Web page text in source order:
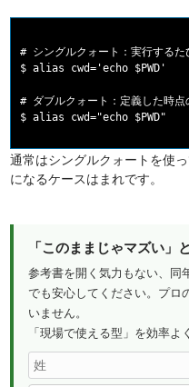
# シングルクォート：実行するた
$ alias cwd='echo $PWD'
# ダブルクォート：定義した時点
通常はシングルクォートを使
になるケースはまれです。
「このままじゃマズい」
参考書を開く気力もない、
でも安心してください。プロ
いません。
「現場で使える型」を効率よ